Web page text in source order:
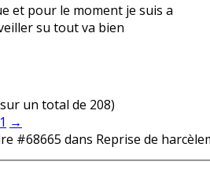
et pour le moment je suis a
su tout va bien
un total de 208)
→
#68665 dans Reprise de